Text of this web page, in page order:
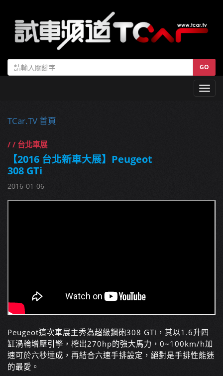
GO
TCar.TV 首頁
/ / 台北車展
【2016 台北新車大展】Peugeot
308 GTi
2016-01-06
Peugeot這次車展主秀為超級鋼砲308 GTi，其以1.6升四
缸渦輪增壓引擎，榨出270hp的強大馬力，0~100km/­h加
速可於六秒達成，再結合六速手排設定，絕對是手排性能迷
的最愛。